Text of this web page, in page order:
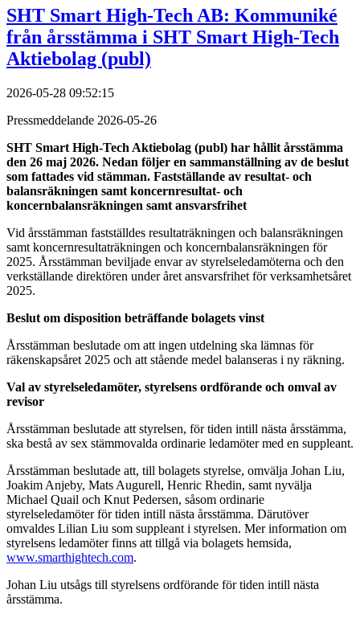
SHT Smart High-Tech AB: Kommuniké
från årsstämma i SHT Smart High-Tech
Aktiebolag (publ)
2026-05-28 09:52:15
Pressmeddelande 2026-05-26
SHT Smart High-Tech Aktiebolag (publ) har hållit årsstämma
den 26 maj 2026. Nedan följer en sammanställning av de beslut
som fattades vid stämman. Fastställande av resultat- och
balansräkningen samt koncernresultat- och
koncernbalansräkningen samt ansvarsfrihet
Vid årsstämman fastställdes resultaträkningen och balansräkningen
samt koncernresultaträkningen och koncernbalansräkningen för
2025. Årsstämman beviljade envar av styrelseledamöterna och den
verkställande direktören under året ansvarsfrihet för verksamhetsåret
2025.
Beslut om disposition beträffande bolagets vinst
Årsstämman beslutade om att ingen utdelning ska lämnas för
räkenskapsåret 2025 och att stående medel balanseras i ny räkning.
Val av styrelseledamöter, styrelsens ordförande och omval av
revisor
Årsstämman beslutade att styrelsen, för tiden intill nästa årsstämma,
ska bestå av sex stämmovalda ordinarie ledamöter med en suppleant.
Årsstämman beslutade att, till bolagets styrelse, omvälja Johan Liu,
Joakim Anjeby, Mats Augurell, Henric Rhedin, samt nyvälja
Michael Quail och Knut Pedersen, såsom ordinarie
styrelseledamöter för tiden intill nästa årsstämma. Därutöver
omvaldes Lilian Liu som suppleant i styrelsen. Mer information om
styrelsens ledamöter finns att tillgå via bolagets hemsida,
www.smarthightech.com.
Johan Liu utsågs till styrelsens ordförande för tiden intill nästa
årsstämma.